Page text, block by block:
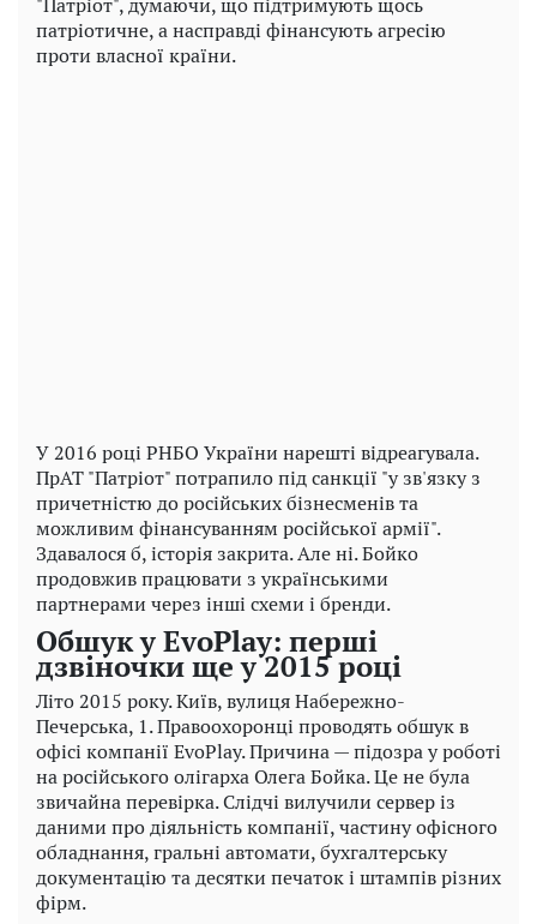
патріотичне, а насправді фінансують агресію
проти власної країни.
У 2016 році РНБО України нарешті відреагувала.
ПрАТ "Патріот" потрапило під санкції "у зв'язку з
причетністю до російських бізнесменів та
можливим фінансуванням російської армії".
Здавалося б, історія закрита. Але ні. Бойко
продовжив працювати з українськими
партнерами через інші схеми і бренди.
Обшук у EvoPlay: перші
дзвіночки ще у 2015 році
Літо 2015 року. Київ, вулиця Набережно-
Печерська, 1. Правоохоронці проводять обшук в
офісі компанії EvoPlay. Причина — підозра у роботі
на російського олігарха Олега Бойка. Це не була
звичайна перевірка. Слідчі вилучили сервер із
даними про діяльність компанії, частину офісного
обладнання, гральні автомати, бухгалтерську
документацію та десятки печаток і штампів різних
фірм.